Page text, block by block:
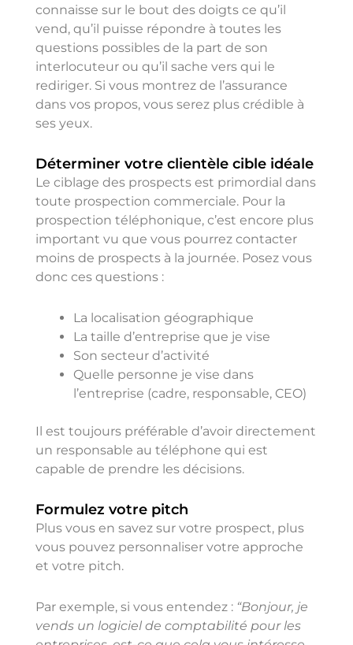
connaisse sur le bout des doigts ce qu’il
vend, qu’il puisse répondre à toutes les
questions possibles de la part de son
interlocuteur ou qu’il sache vers qui le
rediriger. Si vous montrez de l’assurance
dans vos propos, vous serez plus crédible à
ses yeux.
Déterminer votre clientèle cible idéale
Le ciblage des prospects est primordial dans
toute prospection commerciale. Pour la
prospection téléphonique, c’est encore plus
important vu que vous pourrez contacter
moins de prospects à la journée. Posez vous
donc ces questions :
La localisation géographique
La taille d’entreprise que je vise
Son secteur d’activité
Quelle personne je vise dans
l’entreprise (cadre, responsable, CEO)
Il est toujours préférable d’avoir directement
un responsable au téléphone qui est
capable de prendre les décisions.
Formulez votre pitch
Plus vous en savez sur votre prospect, plus
vous pouvez personnaliser votre approche
et votre pitch.
Par exemple, si vous entendez : “Bonjour, je
vends un logiciel de comptabilité pour les